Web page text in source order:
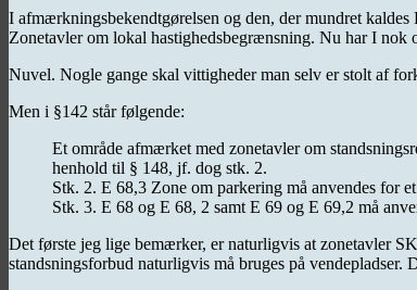
I afmærkningsbekendtgørelsen og den, der mundret
Zonetavler om lokal hastighedsbegrænsning. Nu har I
Nuvel. Nogle gange skal vittigheder man selv er stolt af
Men i §142 står følgende:
Et område afmærket med zonetavler om
henhold til § 148, jf. dog stk. 2.
Stk. 2. E 68,3 Zone om parkering må anvendes for
Stk. 3. E 68 og E 68, 2 samt E 69 og E 69,2 må
Det første jeg lige bemærker, er naturligvis at zonetavler
standsningsforbud naturligvis må bruges på vendepladser.